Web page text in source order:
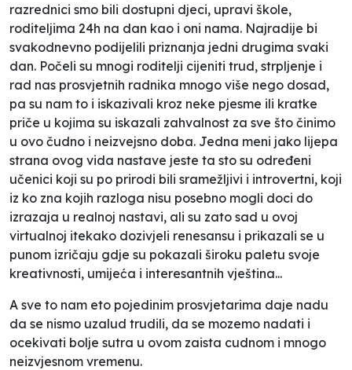
razrednici smo bili dostupni djeci, upravi škole,
roditeljima 24h na dan kao i oni nama. Najradije bi
svakodnevno podijelili priznanja jedni drugima svaki
dan. Počeli su mnogi roditelji cijeniti trud, strpljenje i
rad nas prosvjetnih radnika mnogo više nego dosad,
pa su nam to i iskazivali kroz neke pjesme ili kratke
priče u kojima su iskazali zahvalnost za sve što činimo
u ovo čudno i neizvejsno doba. Jedna meni jako lijepa
strana ovog vida nastave jeste ta sto su određeni
učenici koji su po prirodi bili sramežljivi i introvertni, koji
iz ko zna kojih razloga nisu posebno mogli doci do
izrazaja u realnoj nastavi, ali su zato sad u ovoj
virtualnoj itekako dozivjeli renesansu i prikazali se u
punom izričaju gdje su pokazali široku paletu svoje
kreativnosti, umijeća i interesantnih vještina...
A sve to nam eto pojedinim prosvjetarima daje nadu
da se nismo uzalud trudili, da se mozemo nadati i
ocekivati bolje sutra u ovom zaista cudnom i mnogo
neizvjesnom vremenu.